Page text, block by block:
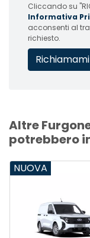
Cliccando su
Informativa
acconsenti al
richiesto.
Altre
potrebbero
NUOVA